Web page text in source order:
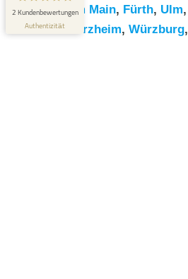
am Main, Fürth, Ulm,
Pforzheim, Würzburg,
2 Kundenbewertungen
Authentizität
Blick aufs ProvenExpert-Profil werfen